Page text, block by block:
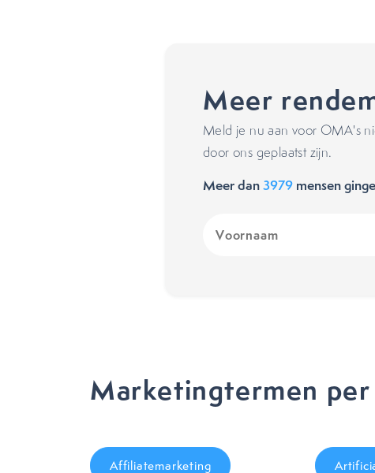
Meer
Meld je nu aan voor OMA's
door ons geplaatst zijn.
Meer dan3979 mensen
(Vereist)
Marketingtermen
Affiliatemarketing